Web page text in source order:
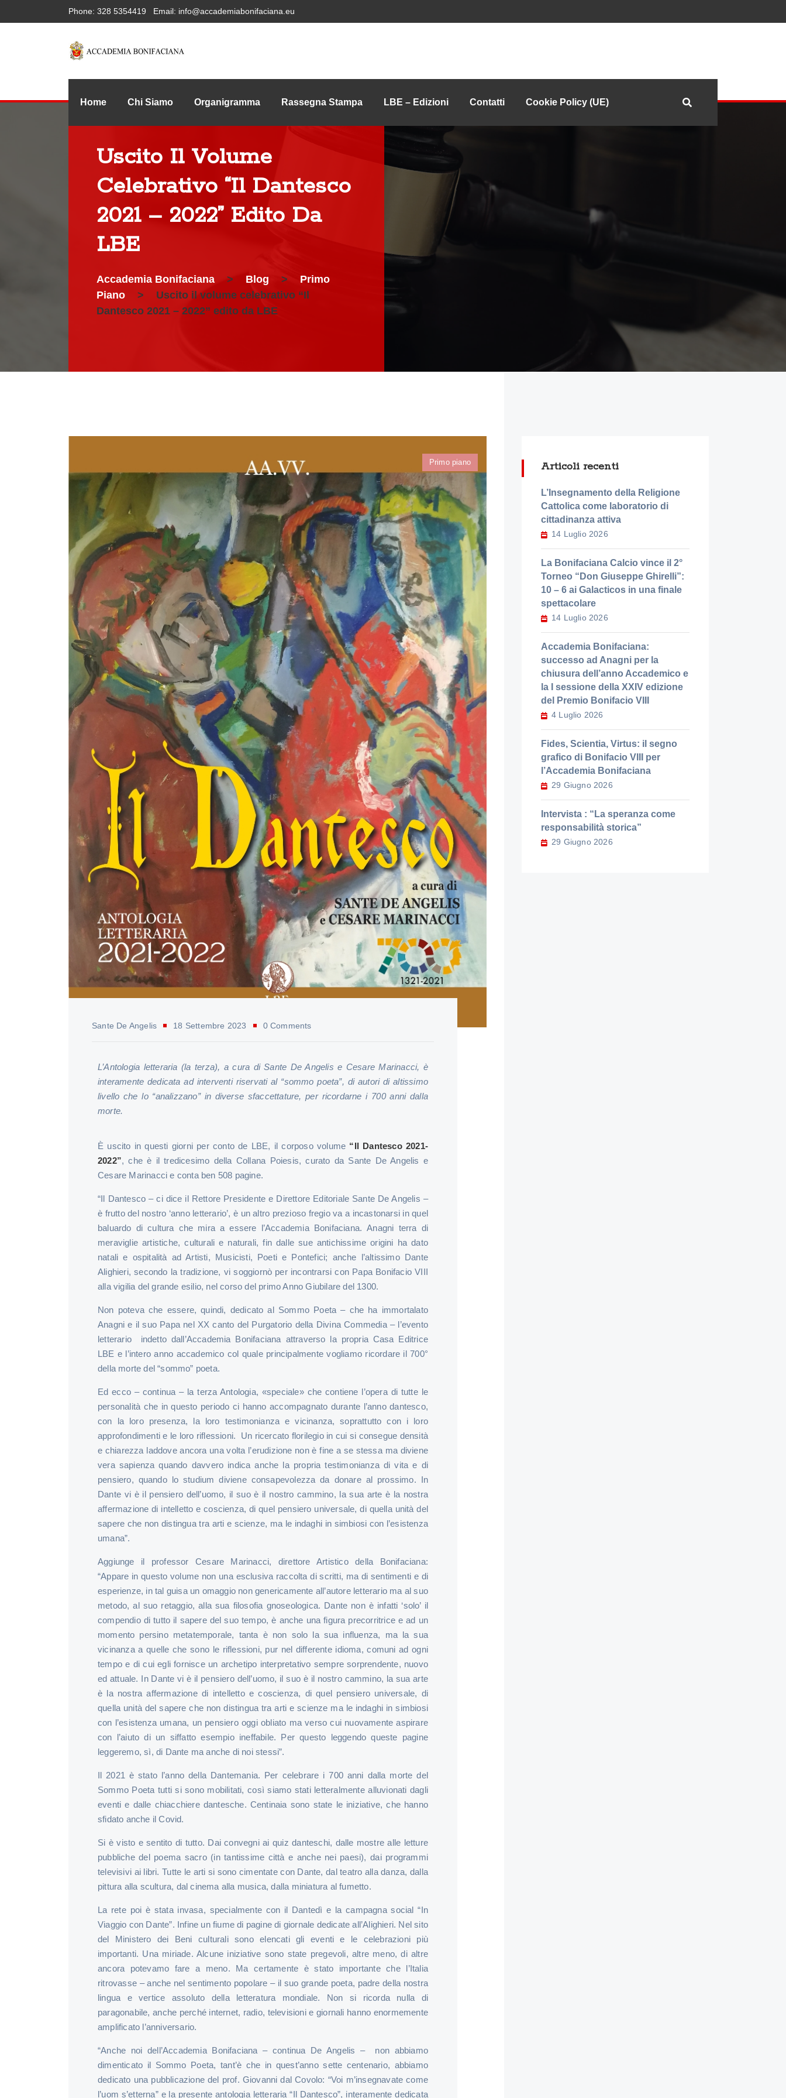
Phone: 328 5354419 Email: info@accademiabonifaciana.eu
Home Chi Siamo Organigramma Rassegna Stampa LBE – Edizioni Contatti Cookie Policy (UE)
Uscito Il Volume
Celebrativo “Il Dantesco
2021 – 2022” Edito Da
LBE
Accademia Bonifaciana > Blog >
Primo
Piano
>
Uscito il volume celebrativo “Il
Dantesco 2021 – 2022” edito da LBE
Primo piano
Sante De Angelis 18 Settembre 2023 0 Comments
L’Antologia letteraria (la terza), a cura di Sante De Angelis e Cesare Marinacci, è
interamente dedicata ad interventi riservati al “sommo poeta”, di autori di altissimo
livello che lo “analizzano” in diverse sfaccettature, per ricordarne i 700 anni dalla
morte.
È uscito in questi giorni per conto de LBE, il corposo volume “Il Dantesco 2021-
2022”, che è il tredicesimo della Collana Poiesis, curato da Sante De Angelis e
Cesare Marinacci e conta ben 508 pagine.
“Il Dantesco – ci dice il Rettore Presidente e Direttore Editoriale Sante De Angelis –
è frutto del nostro ‘anno letterario’, è un altro prezioso fregio va a incastonarsi in quel
baluardo di cultura che mira a essere l’Accademia Bonifaciana. Anagni terra di
meraviglie artistiche, culturali e naturali, fin dalle sue antichissime origini ha dato
natali e ospitalità ad Artisti, Musicisti, Poeti e Pontefici; anche l’altissimo Dante
Alighieri, secondo la tradizione, vi soggiornò per incontrarsi con Papa Bonifacio VIII
alla vigilia del grande esilio, nel corso del primo Anno Giubilare del 1300.
Non poteva che essere, quindi, dedicato al Sommo Poeta – che ha immortalato
Anagni e il suo Papa nel XX canto del Purgatorio della Divina Commedia – l’evento
letterario indetto dall’Accademia Bonifaciana attraverso la propria Casa Editrice
LBE e l’intero anno accademico col quale principalmente vogliamo ricordare il 700°
della morte del “sommo” poeta.
Ed ecco – continua – la terza Antologia, «speciale» che contiene l’opera di tutte le
personalità che in questo periodo ci hanno accompagnato durante l’anno dantesco,
con la loro presenza, la loro testimonianza e vicinanza, soprattutto con i loro
approfondimenti e le loro riflessioni. Un ricercato florilegio in cui si consegue densità
e chiarezza laddove ancora una volta l’erudizione non è fine a se stessa ma diviene
vera sapienza quando davvero indica anche la propria testimonianza di vita e di
pensiero, quando lo studium diviene consapevolezza da donare al prossimo. In
Dante vi è il pensiero dell’uomo, il suo è il nostro cammino, la sua arte è la nostra
affermazione di intelletto e coscienza, di quel pensiero universale, di quella unità del
sapere che non distingua tra arti e scienze, ma le indaghi in simbiosi con l’esistenza
umana”.
Aggiunge il professor Cesare Marinacci, direttore Artistico della Bonifaciana:
“Appare in questo volume non una esclusiva raccolta di scritti, ma di sentimenti e di
esperienze, in tal guisa un omaggio non genericamente all’autore letterario ma al suo
metodo, al suo retaggio, alla sua filosofia gnoseologica. Dante non è infatti ‘solo’ il
compendio di tutto il sapere del suo tempo, è anche una figura precorritrice e ad un
momento persino metatemporale, tanta è non solo la sua influenza, ma la sua
vicinanza a quelle che sono le riflessioni, pur nel differente idioma, comuni ad ogni
tempo e di cui egli fornisce un archetipo interpretativo sempre sorprendente, nuovo
ed attuale. In Dante vi è il pensiero dell’uomo, il suo è il nostro cammino, la sua arte
è la nostra affermazione di intelletto e coscienza, di quel pensiero universale, di
quella unità del sapere che non distingua tra arti e scienze ma le indaghi in simbiosi
con l’esistenza umana, un pensiero oggi obliato ma verso cui nuovamente aspirare
con l’aiuto di un siffatto esempio ineffabile. Per questo leggendo queste pagine
leggeremo, sì, di Dante ma anche di noi stessi”.
Il 2021 è stato l’anno della Dantemania. Per celebrare i 700 anni dalla morte del
Sommo Poeta tutti si sono mobilitati, così siamo stati letteralmente alluvionati dagli
eventi e dalle chiacchiere dantesche. Centinaia sono state le iniziative, che hanno
sfidato anche il Covid.
Si è visto e sentito di tutto. Dai convegni ai quiz danteschi, dalle mostre alle letture
pubbliche del poema sacro (in tantissime città e anche nei paesi), dai programmi
televisivi ai libri. Tutte le arti si sono cimentate con Dante, dal teatro alla danza, dalla
pittura alla scultura, dal cinema alla musica, dalla miniatura al fumetto.
La rete poi è stata invasa, specialmente con il Dantedì e la campagna social “In
Viaggio con Dante”. Infine un fiume di pagine di giornale dedicate all’Alighieri. Nel sito
del Ministero dei Beni culturali sono elencati gli eventi e le celebrazioni più
importanti. Una miriade. Alcune iniziative sono state pregevoli, altre meno, di altre
ancora potevamo fare a meno. Ma certamente è stato importante che l’Italia
ritrovasse – anche nel sentimento popolare – il suo grande poeta, padre della nostra
lingua e vertice assoluto della letteratura mondiale. Non si ricorda nulla di
paragonabile, anche perché internet, radio, televisioni e giornali hanno enormemente
amplificato l’anniversario.
“Anche noi dell’Accademia Bonifaciana – continua De Angelis – non abbiamo
dimenticato il Sommo Poeta, tant’è che in quest’anno sette centenario, abbiamo
dedicato una pubblicazione del prof. Giovanni dal Covolo: “Voi m’insegnavate come
l’uom s’etterna” e la presente antologia letteraria “Il Dantesco”, interamente dedicata
Articoli recenti
L’Insegnamento della Religione
Cattolica come laboratorio di
cittadinanza attiva
14 Luglio 2026
La Bonifaciana Calcio vince il 2°
Torneo “Don Giuseppe Ghirelli”:
10 – 6 ai Galacticos in una finale
spettacolare
14 Luglio 2026
Accademia Bonifaciana:
successo ad Anagni per la
chiusura dell’anno Accademico e
la I sessione della XXIV edizione
del Premio Bonifacio VIII
4 Luglio 2026
Fides, Scientia, Virtus: il segno
grafico di Bonifacio VIII per
l’Accademia Bonifaciana
29 Giugno 2026
Intervista : “La speranza come
responsabilità storica”
29 Giugno 2026